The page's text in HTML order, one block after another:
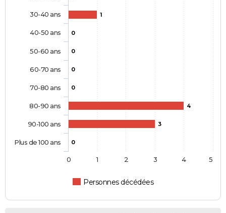
1
0
0
0
0
4
3
0
Personnes décédées
30-40 ans
40-50 ans
50-60 ans
60-70 ans
70-80 ans
80-90 ans
90-100 ans
Plus de 100 ans
0 1 2 3 4 5